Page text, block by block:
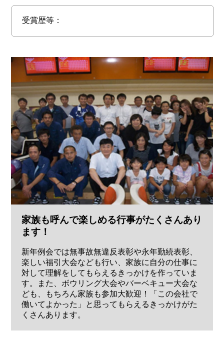
受賞歴等：
家族も呼んで楽しめる行事がたくさんあり
ます！
新年例会では無事故無違反表彰や永年勤続表彰、
楽しい福引大会なども行い、家族に自分の仕事に
対して理解をしてもらえるきっかけを作っていま
す。また、ボウリング大会やバーベキュー大会な
ども、もちろん家族も参加大歓迎！「この会社で
働いてよかった」と思ってもらえるきっかけがた
くさんあります。